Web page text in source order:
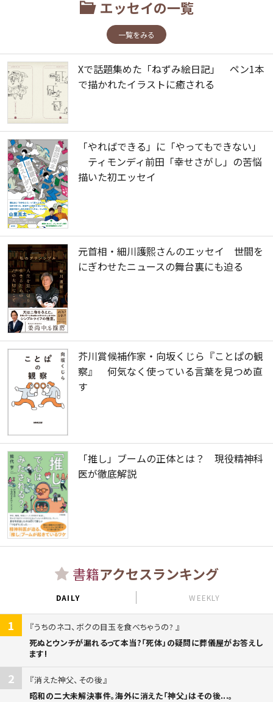
エッセイの一覧
一覧をみる
Xで話題集めた「ねずみ絵日記」 ペン1本
で描かれたイラストに癒される
「やればできる」に「やってもできない」
ティモンディ前田「幸せさがし」の苦悩
描いた初エッセイ
元首相・細川護熙さんのエッセイ 世間を
にぎわせたニュースの舞台裏にも迫る
芥川賞候補作家・向坂くじら『ことぱの観
察』 何気なく使っている言葉を見つめ直
す
「推し」ブームの正体とは？ 現役精神科
医が徹底解説
書籍アクセスランキング
DAILY WEEKLY
1
うちのネコ、ボクの目玉を食べちゃうの?
死ぬとウンチが漏れるって本当?「死体」の疑問に葬儀屋がお答えし
ます!
2
消えた神父、その後
昭和の二大未解決事件。海外に消えた「神父」はその後...。